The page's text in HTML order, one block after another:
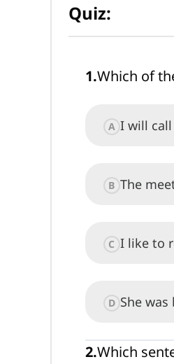
Quiz:
1.Which of
A I will
B The
C I like to
D She
2.Which